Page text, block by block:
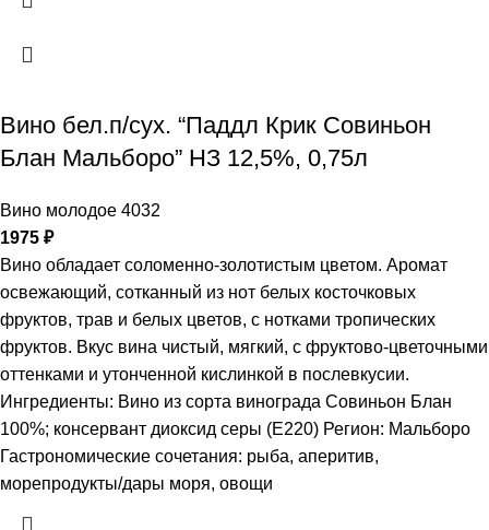
Вино бел.п/сух. “Паддл Крик Совиньон
Блан Мальборо” НЗ 12,5%, 0,75л
Вино молодое 4032
1975 ₽
Вино обладает соломенно-золотистым цветом. Аромат
освежающий, сотканный из нот белых косточковых
фруктов, трав и белых цветов, с нотками тропических
фруктов. Вкус вина чистый, мягкий, с фруктово-цветочными
оттенками и утонченной кислинкой в послевкусии.
Ингредиенты: Вино из сорта винограда Совиньон Блан
100%; консервант диоксид серы (Е220) Регион: Мальборо
Гастрономические сочетания: рыба, аперитив,
морепродукты/дары моря, овощи